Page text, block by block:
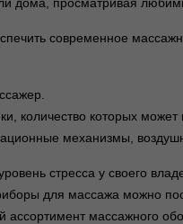
современное
количество которых может
механизмы,
стресса у своего
для массажа можно
ассортимент массажного